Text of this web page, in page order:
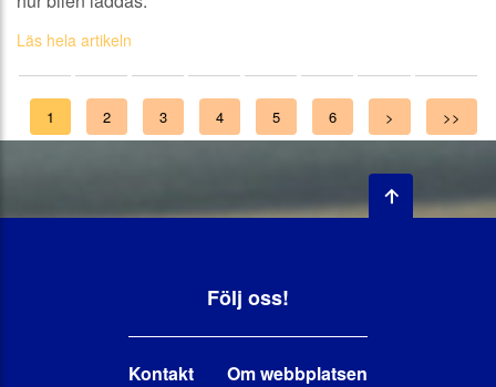
Läs hela artikeln
1 2 3 4 5 6 > >>
Följ oss!
Kontakt Om webbplatsen